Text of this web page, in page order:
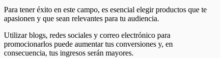
Para tener éxito en este campo, es esencial elegir productos que te
apasionen y que sean relevantes para tu audiencia.
Utilizar blogs, redes sociales y correo electrónico para
promocionarlos puede aumentar tus conversiones y, en
consecuencia, tus ingresos serán mayores.